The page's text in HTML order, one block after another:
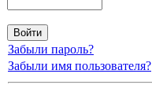
Забыли пароль?
Забыли имя пользователя?